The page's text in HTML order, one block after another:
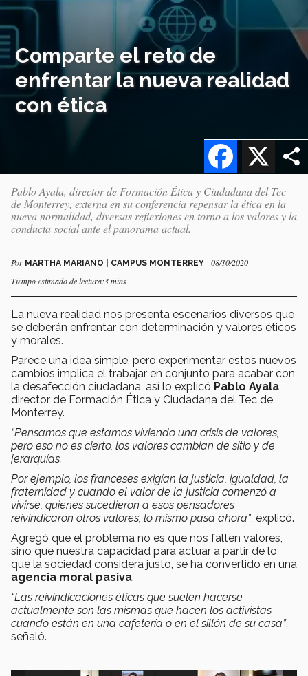
Comparte el reto de
enfrentar la nueva realidad
con ética
X
Facebook
Pablo Ayala, director de Formación Ética y Ciudadana del Tec
de Monterrey, externa en su conferencia repensar la ética en la
nueva normalidad, diversas reflexiones en torno a los valores y la
conducta social ante el panorama actual.
Por MARTHA MARIANO | CAMPUS MONTERREY - 08/10/2020
Tiempo estimado de lectura:3 mins
La nueva realidad nos presenta escenarios diversos que
se deberán enfrentar con determinación y valores éticos
y morales.
Parece una idea simple, pero experimentar estos nuevos
cambios implica el trabajar en conjunto para acabar con
la desafección ciudadana, así lo explicó Pablo Ayala
director de Formación Ética y Ciudadana del Tec de
Monterrey.
“Pensamos que estamos viviendo una crisis de valores,
pero eso no es cierto, los valores cambian de sitio y de
jerarquías.
Por ejemplo, los franceses exigían la justicia, igualdad, la
fraternidad y cuando el valor de la justicia comenzó a
vivirse, quienes sucedieron a esos pensadores
reivindicaron otros valores, lo mismo pasa ahora”, explicó.
Agregó que el problema no es que nos falten valores,
sino que nuestra capacidad para actuar a partir de lo
que la sociedad considera justo, se ha convertido en una
agencia moral pasiva.
“Las reivindicaciones éticas que suelen hacerse
actualmente son las mismas que hacen los activistas
cuando están en una cafetería o en el sillón de su casa”,
señaló.